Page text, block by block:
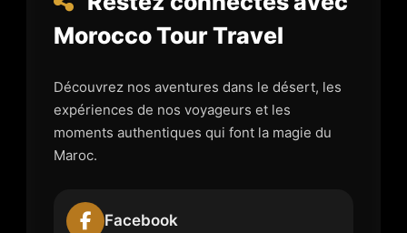
Morocco Tour Travel
Découvrez nos aventures dans le désert, les
expériences de nos voyageurs et les
moments authentiques qui font la magie du
Maroc.
Facebook